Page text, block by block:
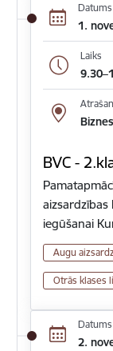
Datums
1.
Laiks
BVC -
iegūšanai
Augu
Otrās klases
Datums
2.